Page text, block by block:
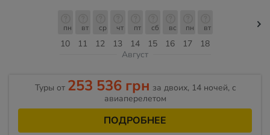
10
пн
11
вт
12
ср
13
чт
14
пт
15
сб
16
вс
17
пн
18
вт
Август
Туры от 253 536 грн за двоих, 14 ночей, c
авиаперелетом
ПОДРОБНЕЕ